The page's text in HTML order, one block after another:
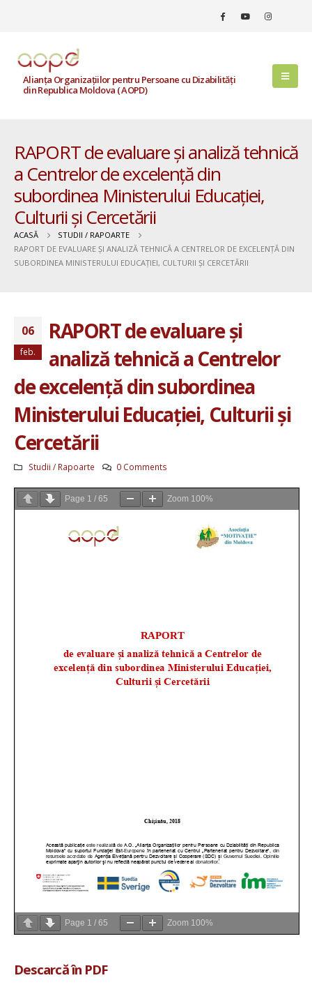
Alianța Organizațiilor pentru Persoane cu Dizabilități
din Republica Moldova ( AOPD)
RAPORT de evaluare și analiză tehnică
a Centrelor de excelență din
subordinea Ministerului Educației,
Culturii și Cercetării
ACASĂ
STUDII / RAPOARTE
RAPORT DE EVALUARE ȘI ANALIZĂ TEHNICĂ A CENTRELOR DE EXCELENȚĂ DIN
SUBORDINEA MINISTERULUI EDUCAȚIEI, CULTURII ȘI CERCETĂRII
06
feb.
RAPORT de evaluare și
analiză tehnică a Centrelor
de excelență din subordinea
Ministerului Educației, Culturii și
Cercetării
Studii / Rapoarte 0 Comments
Page 1 / 65 Zoom 100%
Page 1 / 65 Zoom 100%
Descarcă în PDF